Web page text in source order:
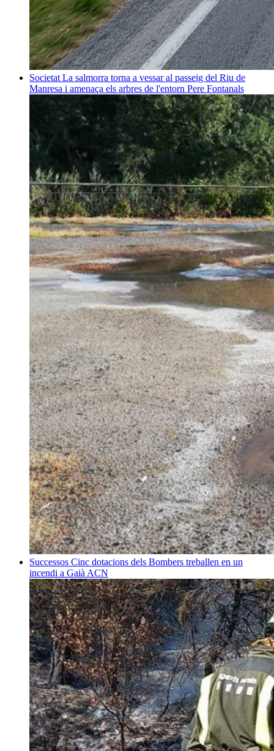
Societat La salmorra torna a vessar al passeig del Riu de
Manresa i amenaça els arbres de l'entorn Pere Fontanals
Successos Cinc dotacions dels Bombers treballen en un
incendi a Gaià ACN